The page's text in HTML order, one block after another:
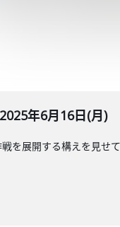
年6月16日(月)
を展開する構えを見せ